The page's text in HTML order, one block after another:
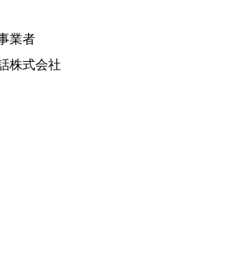
業者
株式会社